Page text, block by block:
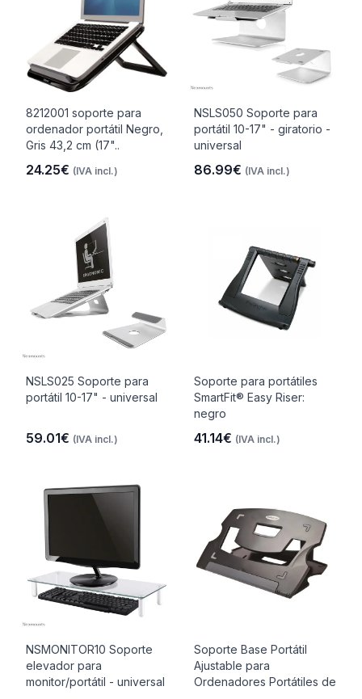
8212001 soporte para
ordenador portátil Negro,
Gris 43,2 cm (17"..
24.25€ (IVA incl.)
NSLS050 Soporte para
portátil 10-17" - giratorio -
universal
86.99€ (IVA incl.)
NSLS025 Soporte para
portátil 10-17" - universal
59.01€ (IVA incl.)
Soporte para portátiles
SmartFit® Easy Riser:
negro
41.14€ (IVA incl.)
NSMONITOR10 Soporte
elevador para
monitor/portátil - universal
Soporte Base Portátil
Ajustable para
Ordenadores Portátiles de